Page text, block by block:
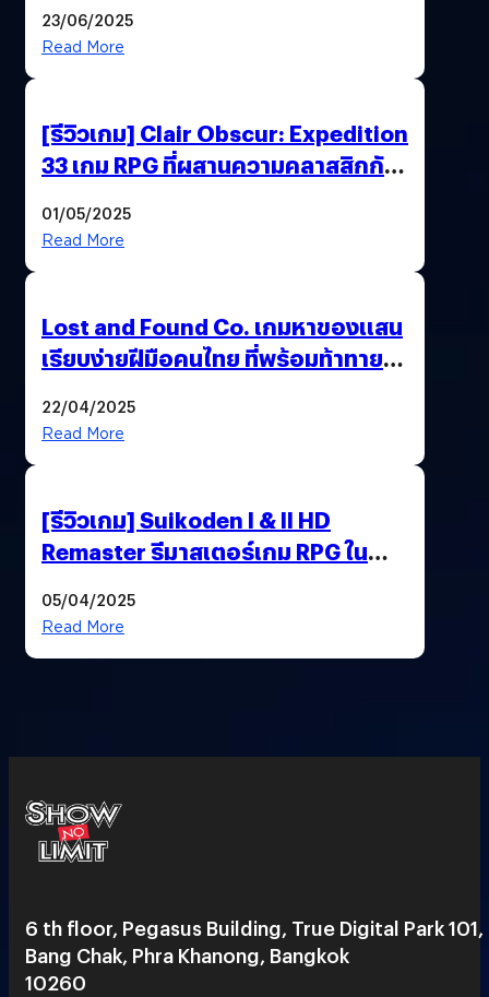
23/06/2025
Read More
[รีวิวเกม] Clair Obscur: Expedition
33 เกม RPG ที่ผสานความคลาสสิกกับ
01/05/2025
Read More
Lost and Found Co. เกมหาของแสน
เรียบง่ายฝีมือคนไทย ที่พร้อมท้าทาย
22/04/2025
Read More
[รีวิวเกม] Suikoden I & II HD
Remaster รีมาสเตอร์เกม RPG ใน
05/04/2025
Read More
6 th floor, Pegasus Building, True Digital Park 101,
Bang Chak, Phra Khanong, Bangkok
10260